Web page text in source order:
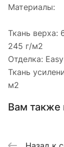
Материалы:
Ткань верха:
245 г/м2
Отделка:
Ткань
м2
Вам также